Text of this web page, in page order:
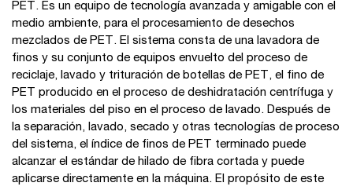
PET. Es un equipo de tecnología avanzada y amigable con el
medio ambiente, para el procesamiento de desechos
mezclados de PET. El sistema consta de una lavadora de
finos y su conjunto de equipos envuelto del proceso de
reciclaje, lavado y trituración de botellas de PET, el fino de
PET producido en el proceso de deshidratación centrífuga y
los materiales del piso en el proceso de lavado. Después de
la separación, lavado, secado y otras tecnologías de proceso
del sistema, el índice de finos de PET terminado puede
alcanzar el estándar de hilado de fibra cortada y puede
aplicarse directamente en la máquina. El propósito de este